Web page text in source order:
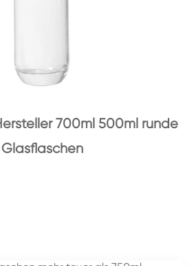
700ml 500ml runde
Glasflaschen